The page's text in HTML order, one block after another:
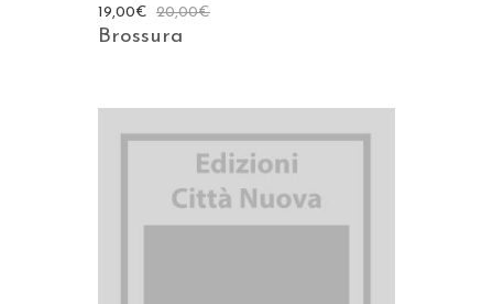
20,00€
19,00€
Brossura